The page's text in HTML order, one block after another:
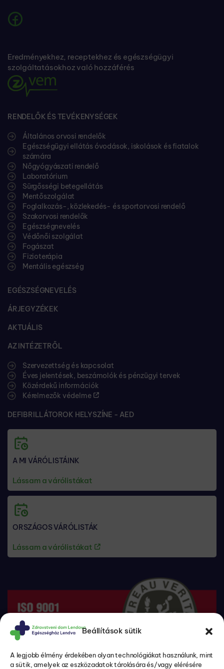
Beállítások sütik
A legjobb élmény érdekében olyan technológiákat használunk, mint
a sütik, amelyek az eszközadatok tárolására és/vagy elérésére
Eredményekhez, receptekhez és egészségügyi
szolgáltatásokhoz való hozzáférés
RENDELŐK ÉS TEVÉKENYSÉGEK
Általános orvosi rendelők
Egészségügyi ellátás óvodások, iskolások és fiatalok
számára
Nőgyógyászati rendelő
Laboratórium
Sürgősségi betegellátás
Mentőszolgálat
Foglalkozás-, közlekedés- és sportorvosi rendelő
Szakorvosi rendelők
Egészségnevelés
Védőnői szolgálat
Fogászat
Fizioterápia
Mentális egészség
EGÉSZSÉGNEVELÉS
ÁRJEGYZÉKEK
AKTUÁLIS
AZ INTÉZETRŐL
Szervezettség és kapcsolat
Éves jelentések, beszámolók és pénzügyi tervek
Közérdekű információk
Kérelmezők védelme
DEFIBRILLÁTOROK HELYSZÍNE - AED
A MI VÁRÓLISTÁINK
Lássam a várólistákat
ORSZÁGOS VÁRÓLISTÁK
Lássam a várólistákat